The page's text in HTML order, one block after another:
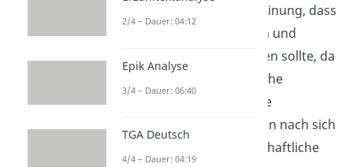
werben? Ich bin der Meinung, dass
Werbung für Zigaretten und
Alkohol verboten werden sollte, da
sie besonders Jugendliche
beeinflusst, gravierende
gesundheitliche Schäden nach sich
zieht und hohe gesellschaftliche
2/4 – Dauer: 04:12
Epik Analyse
3/4 – Dauer: 06:40
TGA Deutsch
4/4 – Dauer: 04:19